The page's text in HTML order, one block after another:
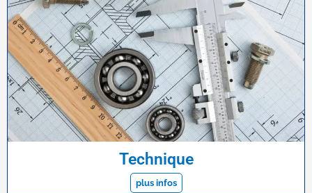
Technique
plus infos